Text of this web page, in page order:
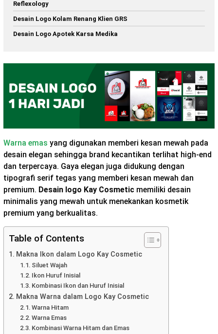
Reflexology
Desain Logo Kolam Renang Klien GRS
Desain Logo Apotek Karsa Medika
Warna emas yang digunakan memberi kesan mewah pada
desain elegan sehingga brand kecantikan terlihat high-end
dan terpercaya. Gaya elegan juga didukung dengan
tipografi serif tegas yang memberi kesan mewah dan
premium. Desain logo Kay Cosmetic memiliki desain
minimalis yang mewah untuk menekankan kosmetik
premium yang berkualitas.
Table of Contents
Makna Ikon dalam Logo Kay Cosmetic
Siluet Wajah
Ikon Huruf Inisial
Kombinasi Ikon dan Huruf Inisial
Makna Warna dalam Logo Kay Cosmetic
Warna Hitam
Warna Emas
Kombinasi Warna Hitam dan Emas